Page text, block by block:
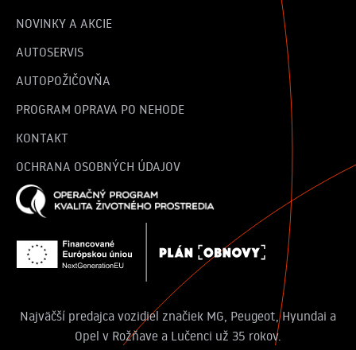
NOVINKY A AKCIE
AUTOSERVIS
AUTOPOŽIČOVŇA
PROGRAM OPRAVA PO NEHODE
KONTAKT
OCHRANA OSOBNÝCH ÚDAJOV
Najväčší predajca vozidiel značiek MG, Peugeot, Hyundai a
Opel v Rožňave a Lučenci už 35 rokov.